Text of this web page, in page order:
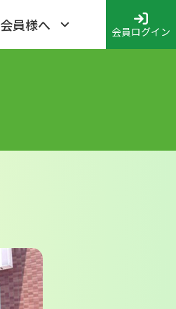
会員様へ 会員ログイン